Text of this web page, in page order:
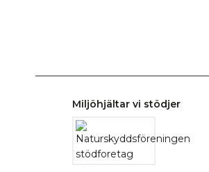
Miljöhjältar vi stödjer